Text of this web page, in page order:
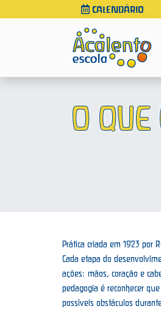
CALENDÁRIO
O
Prática criada em 1923 por
Cada etapa do
ações: mãos, coração e
pedagogia é reconhecer
possíveis obstáculos